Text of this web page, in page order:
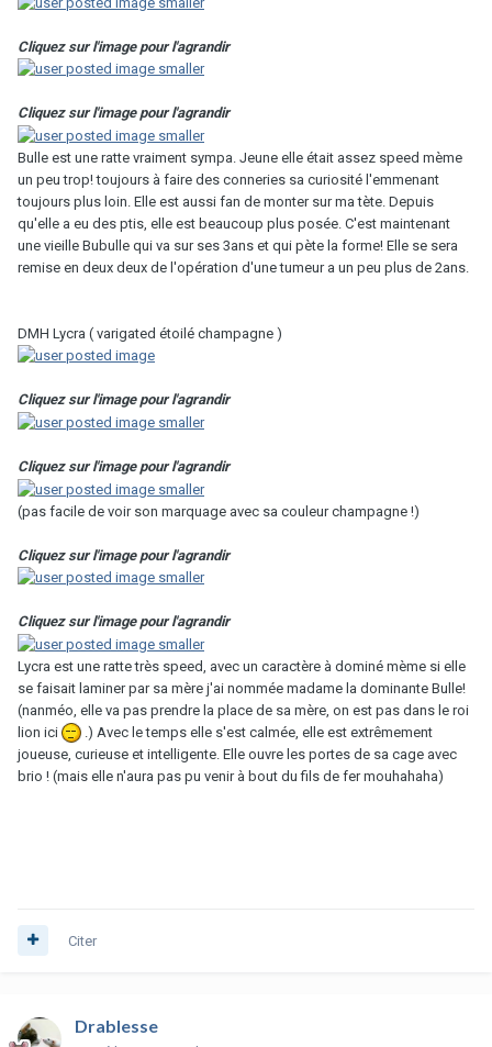
Cliquez sur l'image pour l'agrandir
Cliquez sur l'image pour l'agrandir
Bulle est une ratte vraiment sympa. Jeune elle était assez speed mème
un peu trop! toujours à faire des conneries sa curiosité l'emmenant
toujours plus loin. Elle est aussi fan de monter sur ma tète. Depuis
qu'elle a eu des ptis, elle est beaucoup plus posée. C'est maintenant
une vieille Bubulle qui va sur ses 3ans et qui pète la forme! Elle se sera
remise en deux deux de l'opération d'une tumeur a un peu plus de 2ans.
DMH Lycra ( varigated étoilé champagne )
Cliquez sur l'image pour l'agrandir
Cliquez sur l'image pour l'agrandir
(pas facile de voir son marquage avec sa couleur champagne !)
Cliquez sur l'image pour l'agrandir
Cliquez sur l'image pour l'agrandir
Lycra est une ratte très speed, avec un caractère à dominé mème si elle
se faisait laminer par sa mère j'ai nommée madame la dominante Bulle!
(nanméo, elle va pas prendre la place de sa mère, on est pas dans le roi
lion ici
.) Avec le temps elle s'est calmée, elle est extrêmement
joueuse, curieuse et intelligente. Elle ouvre les portes de sa cage avec
brio ! (mais elle n'aura pas pu venir à bout du fils de fer mouhahaha)
Citer
Drablesse